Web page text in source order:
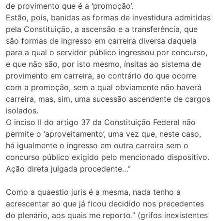
de provimento que é a ‘promoção’.
Estão, pois, banidas as formas de investidura admitidas
pela Constituição, a ascensão e a transferência, que
são formas de ingresso em carreira diversa daquela
para a qual o servidor público ingressou por concurso,
e que não são, por isto mesmo, ínsitas ao sistema de
provimento em carreira, ao contrário do que ocorre
com a promoção, sem a qual obviamente não haverá
carreira, mas, sim, uma sucessão ascendente de cargos
isolados.
O inciso II do artigo 37 da Constituição Federal não
permite o ‘aproveitamento’, uma vez que, neste caso,
há igualmente o ingresso em outra carreira sem o
concurso público exigido pelo mencionado dispositivo.
Ação direta julgada procedente…”
Como a quaestio juris é a mesma, nada tenho a
acrescentar ao que já ficou decidido nos precedentes
do plenário, aos quais me reporto.” (grifos inexistentes